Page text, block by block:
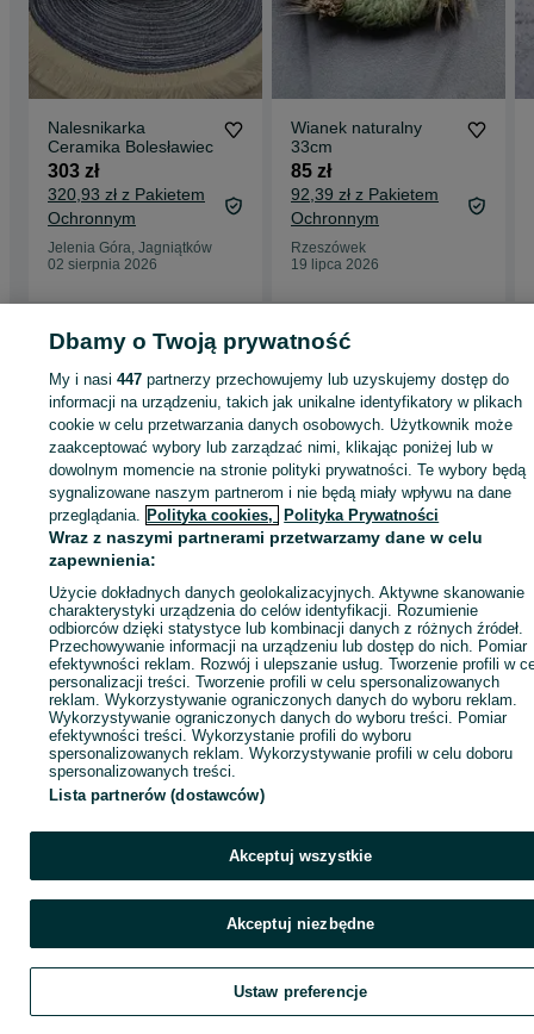
Nalesnikarka
Ceramika Bolesławiec
303 zł
320,93 zł z Pakietem
Ochronnym
Jelenia Góra, Jagniątków
02 sierpnia 2026
Wianek naturalny
33cm
85 zł
92,39 zł z Pakietem
Ochronnym
Rzeszówek
19 lipca 2026
Wianki - Dolnośląskie
Wianki - Jelenia Góra Wianki - Jagniątków
KATEGORIA
1078934612 Wyświetlenia:
Dbamy o Twoją prywatność
My i nasi447 partnerzy przechowujemy lub uzyskujemy dostęp do
informacji na urządzeniu, takich jak unikalne identyfikatory w plikach
cookie w celu przetwarzania danych osobowych. Użytkownik może
zaakceptować wybory lub zarządzać nimi, klikając poniżej lub w
dowolnym momencie na stronie polityki prywatności. Te wybory będą
sygnalizowane naszym partnerom i nie będą miały wpływu na dane
przeglądania. Polityka cookies, Polityka Prywatności
Wraz z naszymi partnerami przetwarzamy dane w celu
zapewnienia:
Użycie dokładnych danych geolokalizacyjnych. Aktywne skanowanie
charakterystyki urządzenia do celów identyfikacji. Rozumienie
odbiorców dzięki statystyce lub kombinacji danych z różnych źródeł.
Przechowywanie informacji na urządzeniu lub dostęp do nich. Pomiar
efektywności reklam. Rozwój i ulepszanie usług. Tworzenie profili w
personalizacji treści. Tworzenie profili w celu spersonalizowanych
reklam. Wykorzystywanie ograniczonych danych do wyboru reklam.
Wykorzystywanie ograniczonych danych do wyboru treści. Pomiar
efektywności treści. Wykorzystanie profili do wyboru
spersonalizowanych reklam. Wykorzystywanie profili w celu doboru
spersonalizowanych treści.
Lista partnerów (dostawców)
Akceptuj wszystkie
Akceptuj niezbędne
Ustaw preferencje